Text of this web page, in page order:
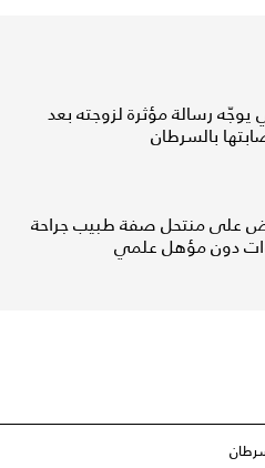
يوجّه رسالة مؤثرة لزوجته بعد
بالسرطان
على منتحل صفة طبيب جراحة
دون مؤهل علمي